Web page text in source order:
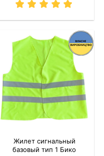
Жилет сигнальный
базовый тип 1 Бико